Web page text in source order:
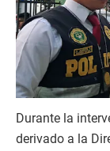
Durante la
derivado a la